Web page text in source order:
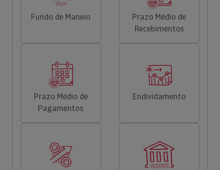
Fundo de Maneio
Prazo Médio de
Recebimentos
Prazo Médio de
Pagamentos
Endividamento